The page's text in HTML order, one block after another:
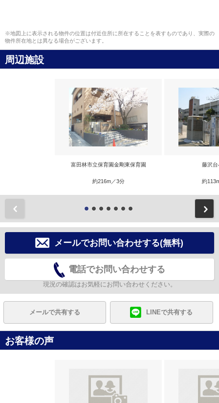
※地図上に表示される物件の位置は付近住所に所在することを表すものであり、実際の
物件所在地とは異なる場合がございます。
周辺施設
富田林市立保育園金剛東保育園
約216m／3分
藤沢台
約
メールでお問い合わせする(無料)
電話でお問い合わせする
現況の確認はお気軽にお問い合わせください。
メールで共有する LINEで共有する
お客様の声